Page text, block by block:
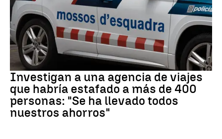
Estafa
Investigan a una agencia de viajes
que habría estafado a más de 400
personas: "Se ha llevado todos
nuestros ahorros"